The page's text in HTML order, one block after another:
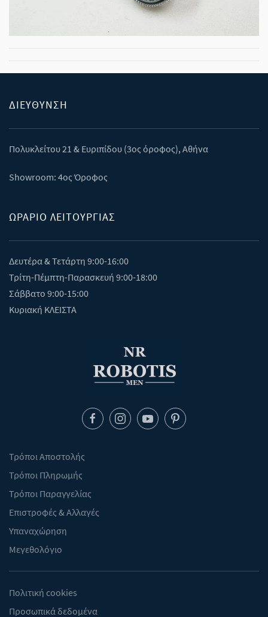
ΔΙΕΎΘΥΝΣΗ
Πολυκλείτου 21 & Eυριπίδου (3ος όροφος), Αθήνα
Showroom: 4ος Όροφος
ΩΡΑΡΙΟ ΛΕΙΤΟΥΡΓΙΑΣ
Δευτέρα & Τετάρτη 9:00-16:00
Τρίτη-Πέμπτη-Παρασκευή 9:00-18:00
Σάββατο 9:00-15:00
Κυριακή ΚΛΕΙΣΤΑ
Τρόποι Αποστολής
Τρόποι Πληρωμής
Τρόποι Παραγγελίας
Επιστροφές & Αλλαγές
Υπαναχώρηση
Μεγεθολόγιο
Πολιτική cookies
Προσωπικά δεδομένα